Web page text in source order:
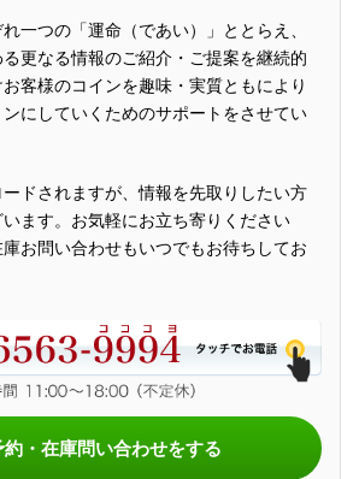
一つの「運命（であい）」ととらえ、
更なる情報のご紹介・ご提案を継続的
客様のコインを趣味・実質ともにより
にしていくためのサポートをさせてい
ドされますが、情報を先取りしたい方
ます。お気軽にお立ち寄りください
庫お問い合わせもいつでもお待ちしてお
約・在庫問い合わせをする